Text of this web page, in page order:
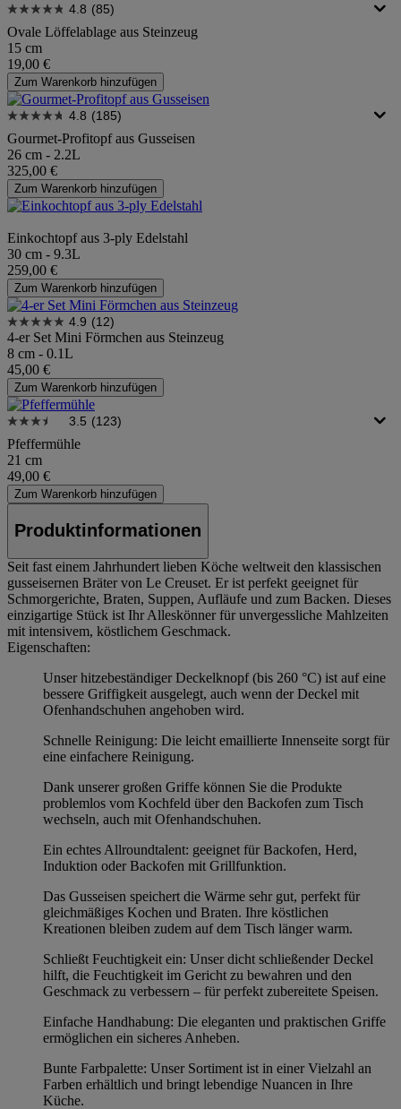
4.8 (85)
Ovale Löffelablage aus Steinzeug
15 cm
19,00 €
Zum Warenkorb hinzufügen
4.8 (185)
Gourmet-Profitopf aus Gusseisen
26 cm - 2.2L
325,00 €
Zum Warenkorb hinzufügen
Einkochtopf aus 3-ply Edelstahl
30 cm - 9.3L
259,00 €
Zum Warenkorb hinzufügen
4.9 (12)
4-er Set Mini Förmchen aus Steinzeug
8 cm - 0.1L
45,00 €
Zum Warenkorb hinzufügen
3.5 (123)
Pfeffermühle
21 cm
49,00 €
Zum Warenkorb hinzufügen
Produktinformationen
Seit fast einem Jahrhundert lieben Köche weltweit den klassischen
gusseisernen Bräter von Le Creuset. Er ist perfekt geeignet für
Schmorgerichte, Braten, Suppen, Aufläufe und zum Backen. Dieses
einzigartige Stück ist Ihr Alleskönner für unvergessliche Mahlzeiten
mit intensivem, köstlichem Geschmack.
Eigenschaften:
Unser hitzebeständiger Deckelknopf (bis 260 °C) ist auf eine
bessere Griffigkeit ausgelegt, auch wenn der Deckel mit
Ofenhandschuhen angehoben wird.
Schnelle Reinigung: Die leicht emaillierte Innenseite sorgt für
eine einfachere Reinigung.
Dank unserer großen Griffe können Sie die Produkte
problemlos vom Kochfeld über den Backofen zum Tisch
wechseln, auch mit Ofenhandschuhen.
Ein echtes Allroundtalent: geeignet für Backofen, Herd,
Induktion oder Backofen mit Grillfunktion.
Das Gusseisen speichert die Wärme sehr gut, perfekt für
gleichmäßiges Kochen und Braten. Ihre köstlichen
Kreationen bleiben zudem auf dem Tisch länger warm.
Schließt Feuchtigkeit ein: Unser dicht schließender Deckel
hilft, die Feuchtigkeit im Gericht zu bewahren und den
Geschmack zu verbessern – für perfekt zubereitete Speisen.
Einfache Handhabung: Die eleganten und praktischen Griffe
ermöglichen ein sicheres Anheben.
Bunte Farbpalette: Unser Sortiment ist in einer Vielzahl an
Farben erhältlich und bringt lebendige Nuancen in Ihre
Küche.